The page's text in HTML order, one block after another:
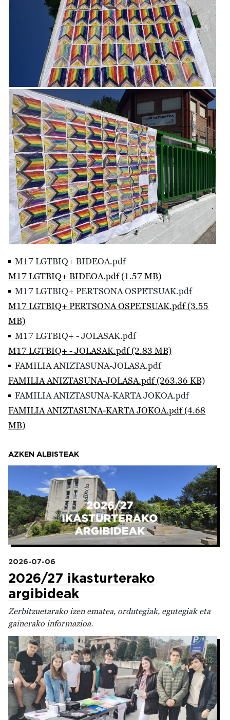
M17 LGTBIQ+ BIDEOA.pdf
M17 LGTBIQ+ BIDEOA.pdf (1.57 MB)
M17 LGTBIQ+ PERTSONA OSPETSUAK.pdf
M17 LGTBIQ+ PERTSONA OSPETSUAK.pdf (3.55
MB)
M17 LGTBIQ+ - JOLASAK.pdf
M17 LGTBIQ+ - JOLASAK.pdf (2.83 MB)
FAMILIA ANIZTASUNA-JOLASA.pdf
FAMILIA ANIZTASUNA-JOLASA.pdf (263.36 KB)
FAMILIA ANIZTASUNA-KARTA JOKOA.pdf
FAMILIA ANIZTASUNA-KARTA JOKOA.pdf (4.68
MB)
AZKEN ALBISTEAK
Irudia
2026-07-06
2026/27 ikasturterako
argibideak
Zerbitzuetarako izen ematea, ordutegiak, egutegiak eta
gainerako informazioa.
Irudia